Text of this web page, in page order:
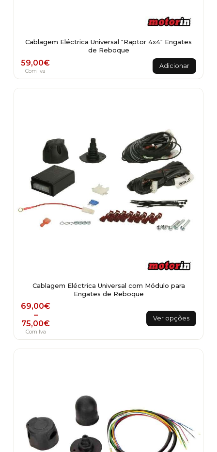
Cablagem Eléctrica Universal "Raptor 4x4" Engates
de Reboque
59,00€
Com Iva
Adicionar
Cablagem Eléctrica Universal com Módulo para
Engates de Reboque
69,00€
–
75,00€
Price range: 69,00€ through 75,00€
Com Iva
Ver opções
This
product
multiple
variants.
the
product